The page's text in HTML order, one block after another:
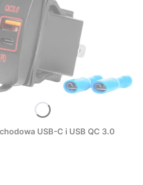
USB-C i USB QC 3.0